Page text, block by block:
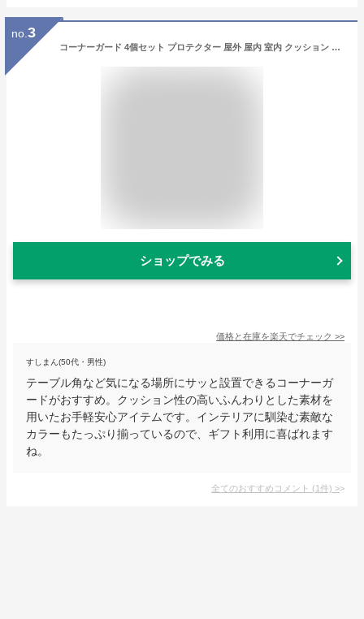
no. 3
コーナーガード 4個セット プロテクター 屋外 屋内 室内 クッション コーナー ガード 角 テーブル プロテクター 赤ちゃん 子供 キッズ ベビー 衝撃 吸収 取り付け 取付 保護 家庭 業務用 オフィス クッション L字 パッド ケガ 怪我 防止
ショップでみる
価格と在庫を楽天でチェック >>
すしまん(50代・男性)
テーブル角など気になる場所にサッと設置できるコーナーガ
ードがおすすめ。クッション性の高いふんわりとした素材を
用いたお手軽安心アイテムです。インテリアに馴染む素敵な
カラーもたっぷり揃っているので、ギフト利用に喜ばれます
ね。
全てのおすすめコメント (1件) >